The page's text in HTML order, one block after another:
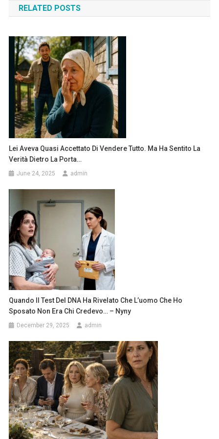
RELATED POSTS
Lei Aveva Quasi Accettato Di Vendere Tutto. Ma Ha Sentito La
Verità Dietro La Porta…
June 24, 2025 admin
Quando Il Test Del DNA Ha Rivelato Che L’uomo Che Ho
Sposato Non Era Chi Credevo… – Nyny
December 29, 2025 admin